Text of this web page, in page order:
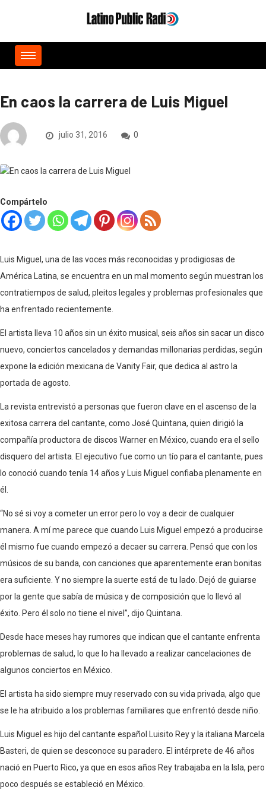
En caos la carrera de Luis Miguel
julio 31, 2016 0
Compártelo
Luis Miguel, una de las voces más reconocidas y prodigiosas de
América Latina, se encuentra en un mal momento según muestran los
contratiempos de salud, pleitos legales y problemas profesionales que
ha enfrentado recientemente.
El artista lleva 10 años sin un éxito musical, seis años sin sacar un disco
nuevo, conciertos cancelados y demandas millonarias perdidas, según
expone la edición mexicana de Vanity Fair, que dedica al astro la
portada de agosto.
La revista entrevistó a personas que fueron clave en el ascenso de la
exitosa carrera del cantante, como José Quintana, quien dirigió la
compañía productora de discos Warner en México, cuando era el sello
disquero del artista. El ejecutivo fue como un tío para el cantante, pues
lo conoció cuando tenía 14 años y Luis Miguel confiaba plenamente en
él.
“No sé si voy a cometer un error pero lo voy a decir de cualquier
manera. A mí me parece que cuando Luis Miguel empezó a producirse
él mismo fue cuando empezó a decaer su carrera. Pensó que con los
músicos de su banda, con canciones que aparentemente eran bonitas
era suficiente. Y no siempre la suerte está de tu lado. Dejó de guiarse
por la gente que sabía de música y de composición que lo llevó al
éxito. Pero él solo no tiene el nivel”, dijo Quintana.
Desde hace meses hay rumores que indican que el cantante enfrenta
problemas de salud, lo que lo ha llevado a realizar cancelaciones de
algunos conciertos en México.
El artista ha sido siempre muy reservado con su vida privada, algo que
se le ha atribuido a los problemas familiares que enfrentó desde niño.
Luis Miguel es hijo del cantante español Luisito Rey y la italiana Marcela
Basteri, de quien se desconoce su paradero. El intérprete de 46 años
nació en Puerto Rico, ya que en esos años Rey trabajaba en la Isla, pero
poco después se estableció en México.